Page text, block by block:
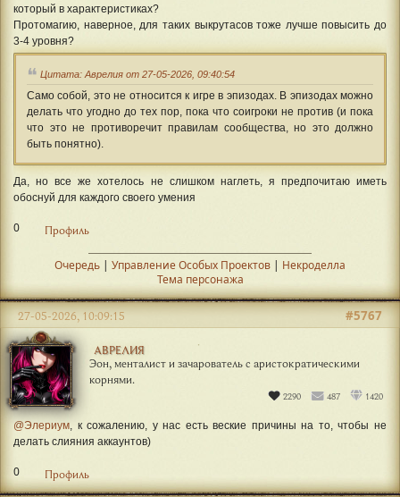
который в характеристиках?
Протомагию, наверное, для таких выкрутасов тоже лучше повысить до
3-4 уровня?
Цитата: Аврелия от 27-05-2026, 09:40:54
Само собой, это не относится к игре в эпизодах. В эпизодах можно
делать что угодно до тех пор, пока что соигроки не против (и пока
что это не противоречит правилам сообщества, но это должно
быть понятно).
Да, но все же хотелось не слишком наглеть, я предпочитаю иметь
обоснуй для каждого своего умения
0 Профиль
Очередь | Управление Особых Проектов | Некроделла
Тема персонажа
АВРЕЛИЯ
Эон, менталист и зачарователь с аристократическими
корнями.
2290 487 1420
#5767
27-05-2026, 10:09:15
@Элериум, к сожалению, у нас есть веские причины на то, чтобы не
делать слияния аккаунтов)
0 Профиль